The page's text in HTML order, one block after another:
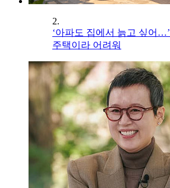
2.
‘아파도 집에서 늙고 싶어
주택이라 어려워